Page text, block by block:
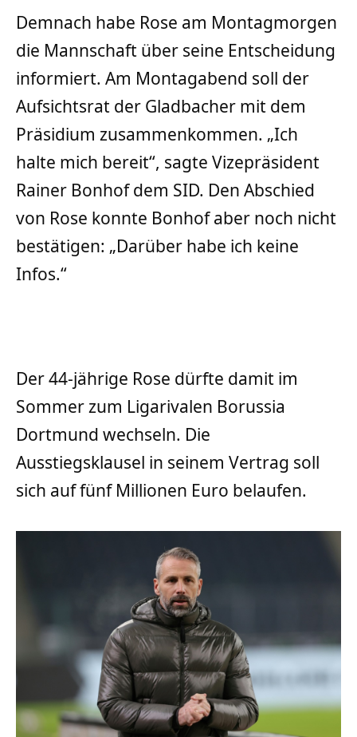
Demnach habe Rose am Montagmorgen
die Mannschaft über seine Entscheidung
informiert. Am Montagabend soll der
Aufsichtsrat der Gladbacher mit dem
Präsidium zusammenkommen. „Ich
halte mich bereit“, sagte Vizepräsident
Rainer Bonhof dem SID. Den Abschied
von Rose konnte Bonhof aber noch nicht
bestätigen: „Darüber habe ich keine
Infos.“
Der 44-jährige Rose dürfte damit im
Sommer zum Ligarivalen Borussia
Dortmund wechseln. Die
Ausstiegsklausel in seinem Vertrag soll
sich auf fünf Millionen Euro belaufen.